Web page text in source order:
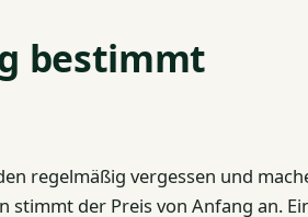
bestimmt
regelmäßig vergessen und
stimmt der Preis von Anfang an.